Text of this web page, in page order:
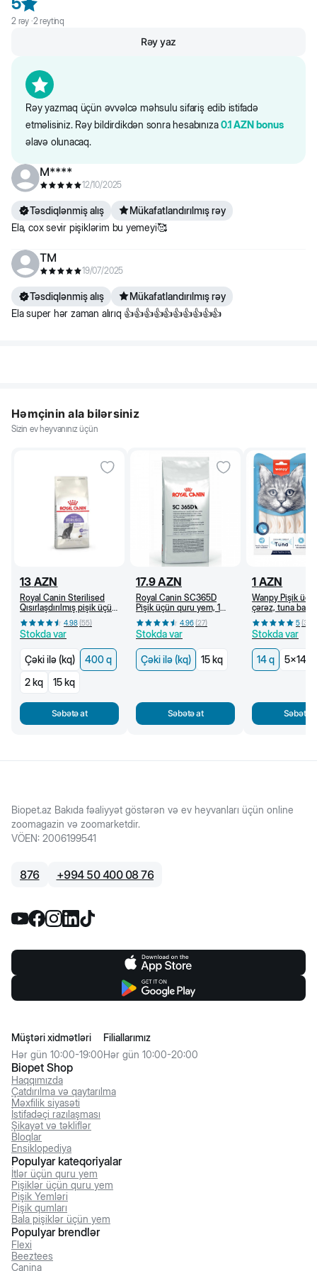
- süni konservantların olmaması
- əvəzolunmaz vitamin və mineralların (A,D,E, sink, dəmir, selen və
- tük və dəri sağlamlığı üçün omeqa yağların olması
Gemon pişiklər üçün nəm yem pişiyin həyati vacib sistemlərini və
möhkəm sağlamlığını dəstəkləyir. Mussun zərif teksturu da pişiyiniz
tərəfindən bəyəniləcəkdir, çünki o ağızda belə əriyir.
kül 2.7%. nəmlik 79%.
2rəy ·2reytinq
Rəy yazmaq üçün əvvəlcə məhsulu sifariş edib istifadə
etməlisiniz. Rəy bildirdikdən sonra hesabınıza0.1 AZN bonus
əlavə olunacaq.
Rəy yaz
М****
12/10/2025
Təsdiqlənmiş alış
Mükafatlandırılmış rəy
Ela, cox sevir pişiklərim bu yemeyi🥰
TM
19/07/2025
Təsdiqlənmiş alış
Mükafatlandırılmış rəy
Ela super hər zaman alırıq 👍👍👍👍👍👍👍👍👍👍
Həmçinin ala bilərsiniz
Sizin ev heyvanınız üçün
13 AZN
Royal Canin Sterilised
Qısırlaşdırılmış pişik üçün
quru yem, 1 yaşdan, 400
q
4.98(55)
Stokda var
Çəki ilə (kq)
400 q
2 kq
15 kq
Səbətə at
17.9AZN
Royal Canin SC365D
Pişik üçün quru yem, 1
yaşdan (kq) 4.96(27)
Stokda var
Çəki ilə (kq) 15 kq
Səbətə at
1 AZN
Wanpy Pişik
çərəz, tuna
5(36
Stokda var
14 q 5x14 q
Səbətə
Biopet.az Bakıda fəaliyyət göstərən və ev heyvanları üçün online
zoomagazin və zoomarketdir.
VÖEN: 2006199541
876 +994 50 400 08 76
Biopet Shop
Haqqımızda
Çatdırılma və qaytarılma
Məxfilik siyasəti
İstifadəçi razılaşması
Şikayət və təkliflər
Bloqlar
Ensiklopediya
Müştəri xidmətləri
Hər gün 10:00-19:00
Filiallarımız
Hər gün 10:00-20:00
Populyar kateqoriyalar
İtlər üçün quru yem
Pişiklər üçün quru yem
Pişik Yemləri
Pişik qumları
Bala pişiklər üçün yem
Populyar brendlər
Flexi
Beeztees
Canina